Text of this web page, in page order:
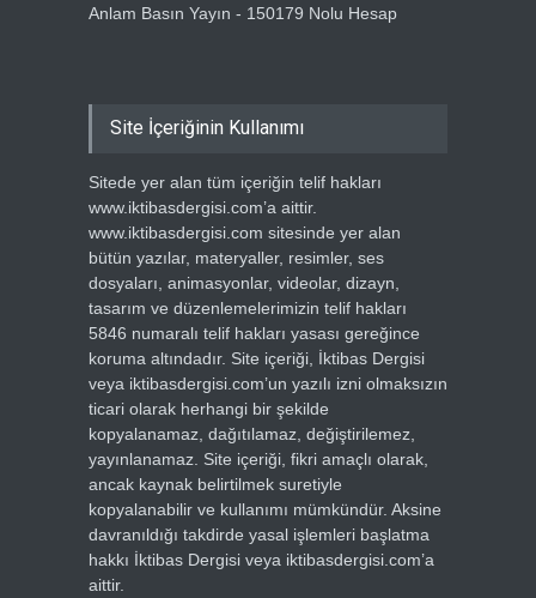
Anlam Basın Yayın - 150179 Nolu Hesap
Site İçeriğinin Kullanımı
Sitede yer alan tüm içeriğin telif hakları
www.iktibasdergisi.com’a aittir.
www.iktibasdergisi.com sitesinde yer alan
bütün yazılar, materyaller, resimler, ses
dosyaları, animasyonlar, videolar, dizayn,
tasarım ve düzenlemelerimizin telif hakları
5846 numaralı telif hakları yasası gereğince
koruma altındadır. Site içeriği, İktibas Dergisi
veya iktibasdergisi.com’un yazılı izni olmaksızın
ticari olarak herhangi bir şekilde
kopyalanamaz, dağıtılamaz, değiştirilemez,
yayınlanamaz. Site içeriği, fikri amaçlı olarak,
ancak kaynak belirtilmek suretiyle
kopyalanabilir ve kullanımı mümkündür. Aksine
davranıldığı takdirde yasal işlemleri başlatma
hakkı İktibas Dergisi veya iktibasdergisi.com’a
aittir.